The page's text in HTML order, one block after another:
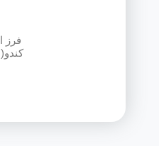
کندو(KENDU) 20*104*38